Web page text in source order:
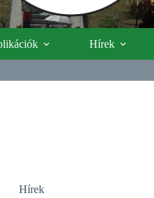
Hírek
Hírek